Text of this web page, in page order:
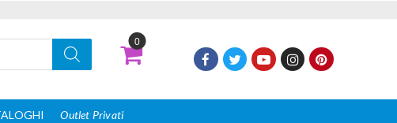
0
Outlet Privati